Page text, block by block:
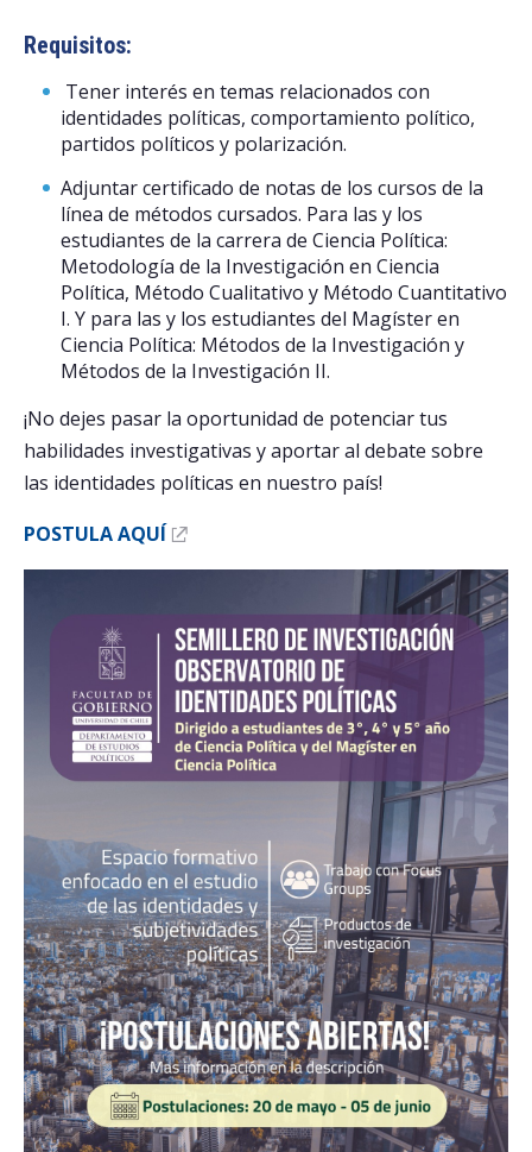
Requisitos:
Tener interés en temas relacionados con
identidades políticas, comportamiento político,
partidos políticos y polarización.
Adjuntar certificado de notas de los cursos de la
línea de métodos cursados. Para las y los
estudiantes de la carrera de Ciencia Política:
Metodología de la Investigación en Ciencia
Política, Método Cualitativo y Método Cuantitativo
I. Y para las y los estudiantes del Magíster en
Ciencia Política: Métodos de la Investigación y
Métodos de la Investigación II.
¡No dejes pasar la oportunidad de potenciar tus
habilidades investigativas y aportar al debate sobre
las identidades políticas en nuestro país!
POSTULA AQUÍ